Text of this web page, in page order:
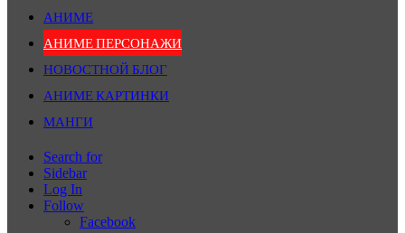
АНИМЕ
АНИМЕ ПЕРСОНАЖИ
НОВОСТНОЙ БЛОГ
АНИМЕ КАРТИНКИ
МАНГИ
Search for
Sidebar
Log In
Follow
Facebook